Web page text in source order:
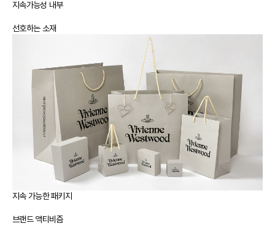
지속가능성 내부
선호하는 소재
지속 가능한 패키지
브랜드 액티비즘